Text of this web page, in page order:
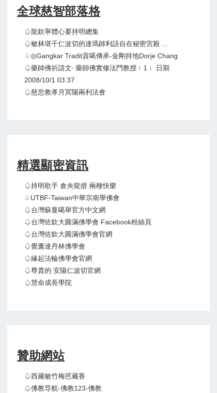
全球慈智部落格
♤龍欽寧體心要持明總集
♤敏林堪千仁波切的達瑪師利語自在秘密宮殿 ...
♤◎Gangkar Tradit貢噶傳承-金剛持地Dorje Chang
♤藥師佛祈請文‧ 藥師佛實修法門教授﹝1﹞ 日期
2008/10/1 03.37
♤慈悲教孝月冥陽兩利法會
精選顯密資訊
♤持明歌手 倉央龍措 兩種快樂
♤UTBF-Taiwan中華宗南學佛會
♤台灣蘇曼噶舉官方中文網
♤台灣佐欽大圓滿佛學會 Facebook粉絲頁
♤台灣佐欽大圓滿佛學會官網
♤覺囊達丹林佛學會
♤緣起法輪佛學會官網
♤尊貴的 安陽仁波切官網
♤慧命成長學院
贊助網站
♤西藏敏竹梅芭藏香
♤佛教导航-佛教123-佛教